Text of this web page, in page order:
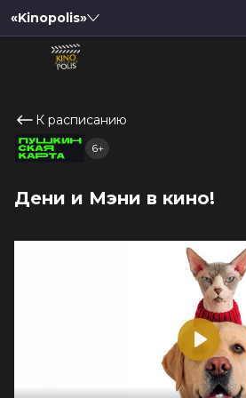
«Kinopolis»
К расписанию
Дени и Мэни в кино!
6+
Play